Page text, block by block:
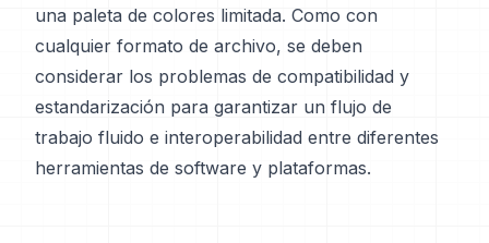
una paleta de colores limitada. Como con
cualquier formato de archivo, se deben
considerar los problemas de compatibilidad y
estandarización para garantizar un flujo de
trabajo fluido e interoperabilidad entre diferentes
herramientas de software y plataformas.